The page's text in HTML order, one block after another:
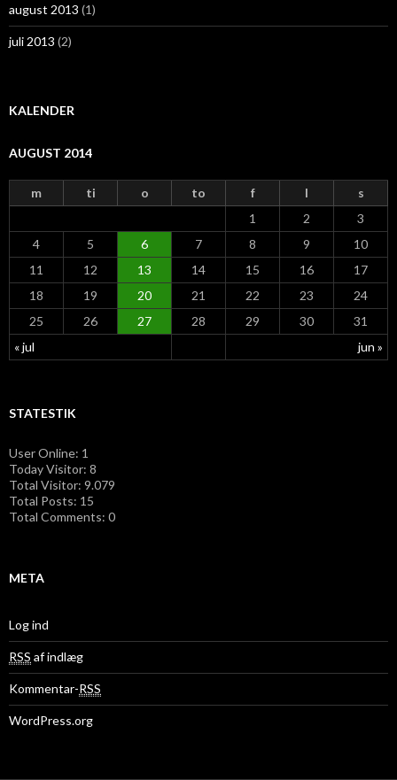
august 2013 (1)
juli 2013 (2)
KALENDER
AUGUST 2014
m ti o to f l s
« jul jun »
1 2
3
4
5 6 7 8 9
10
11
12 13 14 15 16
17
18
19 20 21 22 23
24
25
26 27 28 29 30 31
STATESTIK
User Online: 1
Today Visitor: 8
Total Visitor: 9.079
Total Posts: 15
Total Comments: 0
META
Log ind
RSS af indlæg
Kommentar-RSS
WordPress.org